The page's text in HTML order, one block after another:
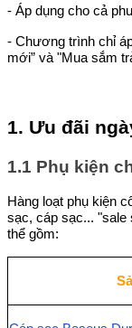
- Áp dụng cho cả
- Chương trình chỉ
mới” và "Mua sắm
1. Ưu đãi
1.1 Phụ kiện
Hàng loạt phụ kiện
sạc, cáp sạc... "sale
thể gồm: